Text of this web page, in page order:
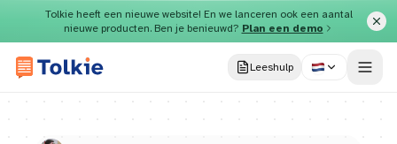
Direct naar inhoud
Tolkie heeft een nieuwe website! En we lanceren ook een aantal
nieuwe producten. Ben je benieuwd? Plan een demo
Leeshulp